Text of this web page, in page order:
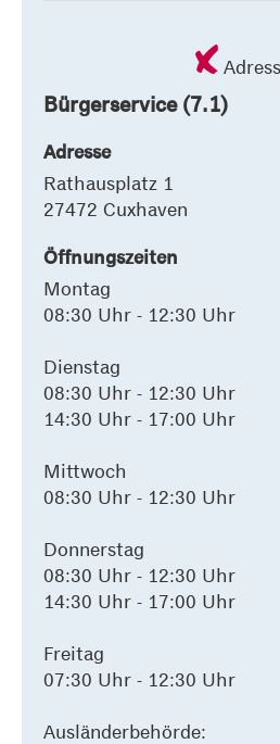
Bürgerservice (7.1)
Adresse
Rathausplatz 1
27472 Cuxhaven
Öffnungszeiten
Montag
08:30 Uhr - 12:30 Uhr
Dienstag
08:30 Uhr - 12:30 Uhr
14:30 Uhr - 17:00 Uhr
Mittwoch
08:30 Uhr - 12:30 Uhr
Donnerstag
08:30 Uhr - 12:30 Uhr
14:30 Uhr - 17:00 Uhr
Freitag
07:30 Uhr - 12:30 Uhr
Ausländerbehörde: